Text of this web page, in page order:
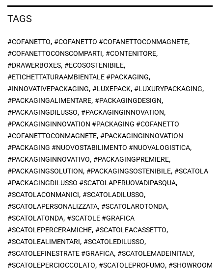
TAGS
#COFANETTO, #COFANETTO #COFANETTOCONMAGNETE,
#COFANETTOCONSCOMPARTI, #CONTENITORE,
#DRAWERBOXES, #ECOSOSTENIBILE,
#ETICHETTATURAAMBIENTALE #PACKAGING,
#INNOVATIVEPACKAGING, #LUXEPACK, #LUXURYPACKAGING,
#PACKAGINGALIMENTARE, #PACKAGINGDESIGN,
#PACKAGINGDILUSSO, #PACKAGINGINNOVATION,
#PACKAGINGINNOVATION #PACKAGING #COFANETTO
#COFANETTOCONMAGNETE, #PACKAGINGINNOVATION
#PACKAGING #NUOVOSTABILIMENTO #NUOVALOGISTICA,
#PACKAGINGINNOVATIVO, #PACKAGINGPREMIERE,
#PACKAGINGSOLUTION, #PACKAGINGSOSTENIBILE, #SCATOLA
#PACKAGINGDILUSSO #SCATOLAPERUOVADIPASQUA,
#SCATOLACONMANICI, #SCATOLADILUSSO,
#SCATOLAPERSONALIZZATA, #SCATOLAROTONDA,
#SCATOLATONDA, #SCATOLE #GRAFICA
#SCATOLEPERCERAMICHE, #SCATOLEACASSETTO,
#SCATOLEALIMENTARI, #SCATOLEDILUSSO,
#SCATOLEFINESTRATE #GRAFICA, #SCATOLEMADEINITALY,
#SCATOLEPERCIOCCOLATO, #SCATOLEPROFUMO, #SHOWROOM